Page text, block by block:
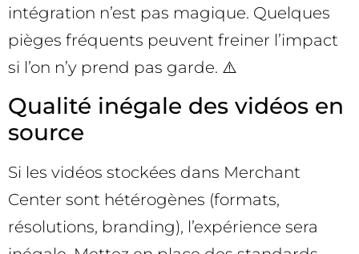
intégration n’est pas magique. Quelques
pièges fréquents peuvent freiner l’impact
si l’on n’y prend pas garde. ⚠️
Qualité inégale des vidéos en
source
Si les vidéos stockées dans Merchant
Center sont hétérogènes (formats,
résolutions, branding), l’expérience sera